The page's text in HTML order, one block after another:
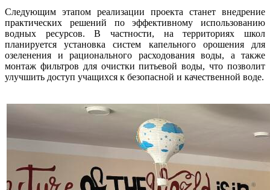
Следующим этапом реализации проекта станет внедрение
практических решений по эффективному использованию
водных ресурсов. В частности, на территориях школ
планируется установка систем капельного орошения для
озеленения и рационального расходования воды, а также
монтаж фильтров для очистки питьевой воды, что позволит
улучшить доступ учащихся к безопасной и качественной воде.